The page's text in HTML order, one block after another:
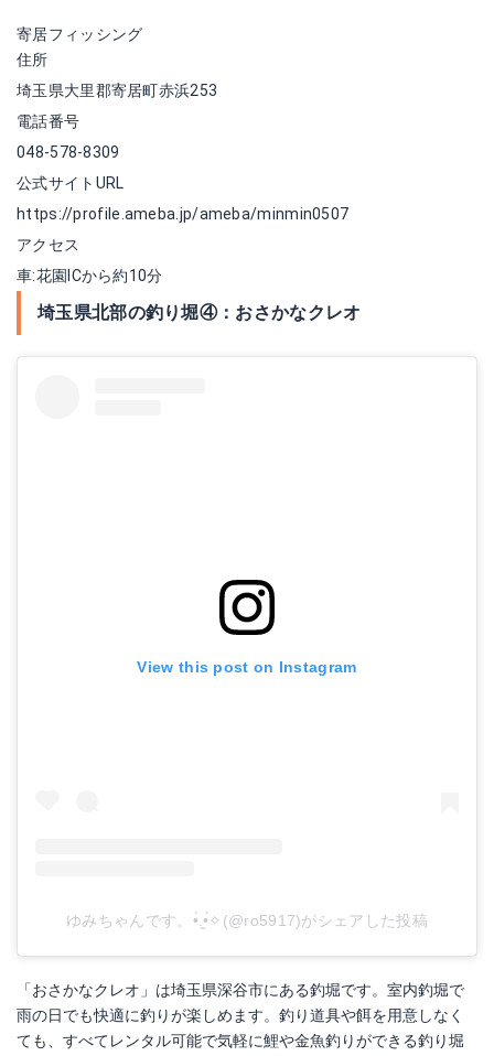
寄居フィッシング
住所
埼玉県大里郡寄居町赤浜253
電話番号
048-578-8309
公式サイトURL
https://profile.ameba.jp/ameba/minmin0507
アクセス
車:花園ICから約10分
埼玉県北部の釣り堀④：おさかなクレオ
View this post on Instagram
ゆみちゃんです。•̀.̫•́✧(@ro5917)がシェアした投稿
「おさかなクレオ」は埼玉県深谷市にある釣堀です。室内釣堀で
雨の日でも快適に釣りが楽しめます。釣り道具や餌を用意しなく
ても、すべてレンタル可能で気軽に鯉や金魚釣りができる釣り堀